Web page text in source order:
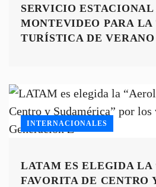
SERVICIO ESTACIONAL
MONTEVIDEO PARA LA
TURÍSTICA DE VERANO
INTERNACIONALES
LATAM ES ELEGIDA LA
FAVORITA DE CENTRO